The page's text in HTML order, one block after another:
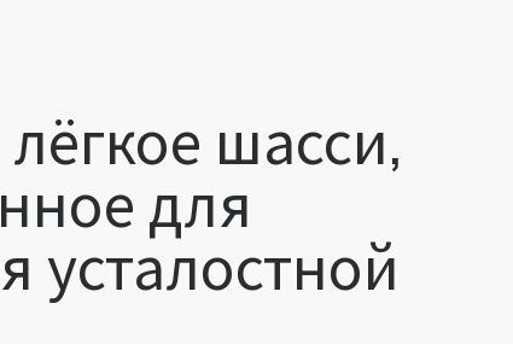
шасси,
для
усталостной